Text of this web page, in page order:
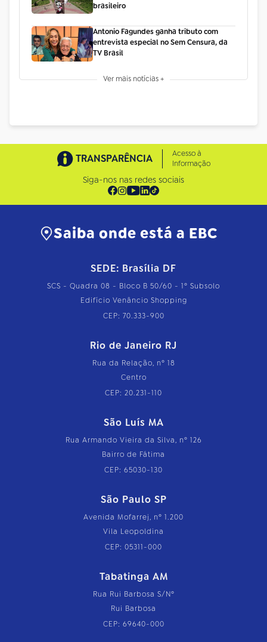
brasileiro
Antonio Fagundes ganha tributo com
entrevista especial no Sem Censura, da
TV Brasil
Ver mais notícias +
TRANSPARÊNCIA
Acesso à
Informação
Siga-nos nas redes sociais
Saiba onde está a EBC
SEDE: Brasília DF
SCS - Quadra 08 - Bloco B 50/60 - 1º Subsolo
Edifício Venâncio Shopping
CEP: 70.333-900
Rio de Janeiro RJ
Rua da Relação, nº 18
Centro
CEP: 20.231-110
São Luís MA
Rua Armando Vieira da Silva, nº 126
Bairro de Fátima
CEP: 65030-130
São Paulo SP
Avenida Mofarrej, nº 1.200
Vila Leopoldina
CEP: 05311-000
Tabatinga AM
Rua Rui Barbosa S/Nº
Rui Barbosa
CEP: 69640-000